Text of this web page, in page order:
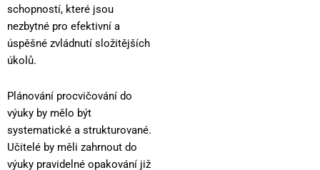
schopností, které jsou
nezbytné pro efektivní a
úspěšné zvládnutí složitějších
úkolů.
Plánování procvičování do
výuky by mělo být
systematické a strukturované.
Učitelé by měli zahrnout do
výuky pravidelné opakování již